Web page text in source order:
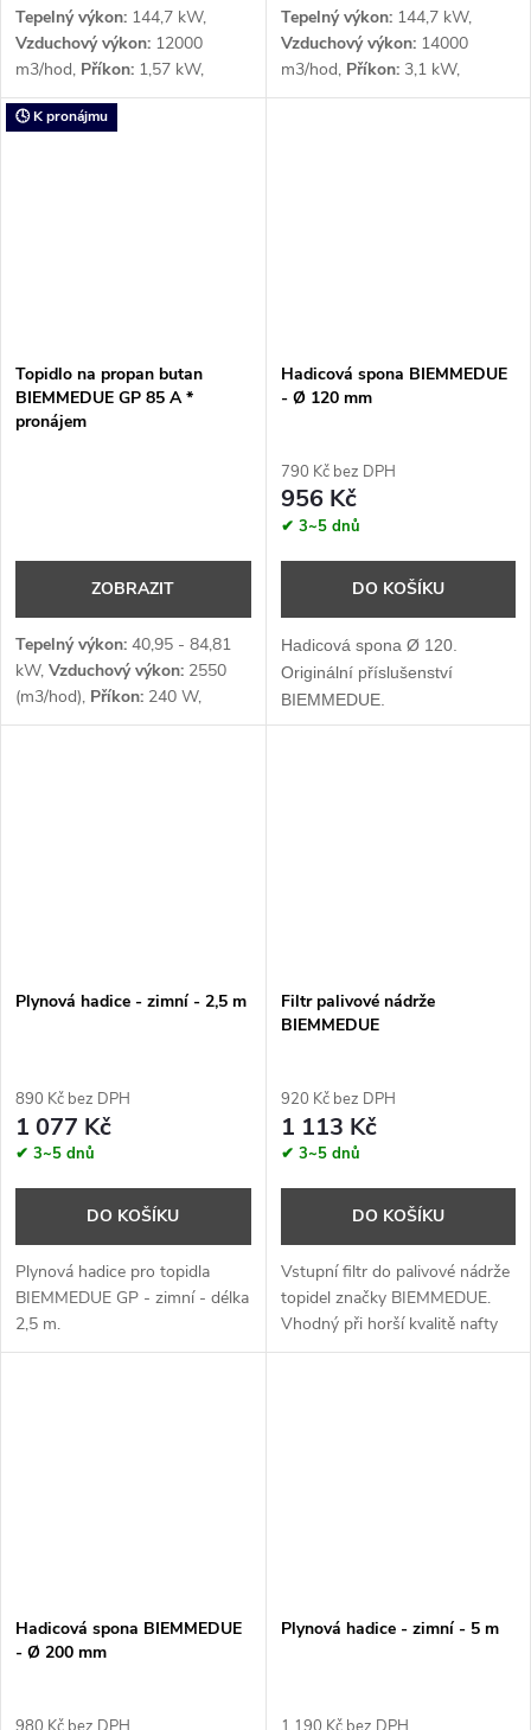
Tepelný výkon: 144,7 kW,
Vzduchový výkon: 12000
m3/hod, Příkon: 1,57 kW,
Napětí:1 x 230 (počet fází x V)
Tepelný výkon: 144,7 kW,
Vzduchový výkon: 14000
m3/hod, Příkon: 3,1 kW,
Napětí:1 x 230 (počet fází x V)
🕓 K pronájmu
Topidlo na propan butan
BIEMMEDUE GP 85 A *
pronájem
ZOBRAZIT
Tepelný výkon: 40,95 - 84,81
kW, Vzduchový výkon: 2550
(m3/hod), Příkon: 240 W,
Napětí:1 x 230 (počet fází x V)
Hadicová spona BIEMMEDUE
- Ø 120 mm
790 Kč bez DPH
956 Kč
✔ 3~5 dnů
DO KOŠÍKU
Hadicová spona Ø 120.
Originální příslušenství
BIEMMEDUE.
Plynová hadice - zimní - 2,5 m
890 Kč bez DPH
1 077 Kč
✔ 3~5 dnů
DO KOŠÍKU
Plynová hadice pro topidla
BIEMMEDUE GP - zimní - délka
2,5 m.
Filtr palivové nádrže
BIEMMEDUE
920 Kč bez DPH
1 113 Kč
✔ 3~5 dnů
DO KOŠÍKU
Vstupní filtr do palivové nádrže
topidel značky BIEMMEDUE.
Vhodný při horší kvalitě nafty
nebo ELTO.
Hadicová spona BIEMMEDUE
- Ø 200 mm
Plynová hadice - zimní - 5 m